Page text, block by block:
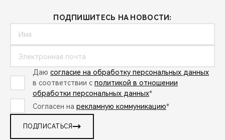
ПОДПИШИТЕСЬ НА НОВОСТИ:
Даю согласие на обработку персональных данных
в соответствии с политикой в отношении
обработки персональных данных*
Согласен на рекламную коммуникацию*
ПОДПИСАТЬСЯ